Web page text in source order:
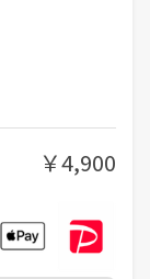
￥4,900